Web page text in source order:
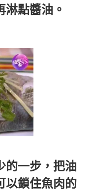
淋點醬油。
的一步，把油
以鎖住魚肉的